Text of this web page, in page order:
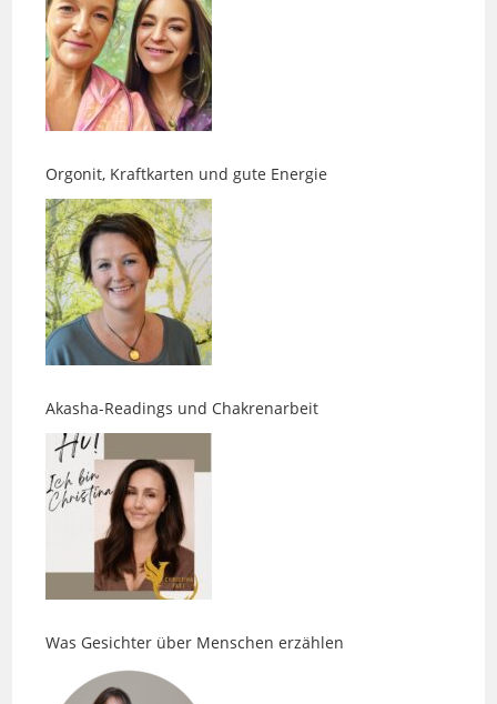
Orgonit, Kraftkarten und gute Energie
Akasha-Readings und Chakrenarbeit
Was Gesichter über Menschen erzählen